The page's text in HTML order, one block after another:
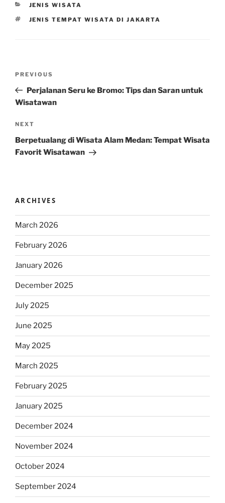
CATEGORIES
JENIS WISATA
TAGS
JENIS TEMPAT WISATA DI JAKARTA
Previous
Post
PREVIOUS
Perjalanan Seru ke Bromo: Tips dan Saran untuk
Wisatawan
Next
Post
NEXT
Berpetualang di Wisata Alam Medan: Tempat Wisata
Favorit Wisatawan
ARCHIVES
March 2026
February 2026
January 2026
December 2025
July 2025
June 2025
May 2025
March 2025
February 2025
January 2025
December 2024
November 2024
October 2024
September 2024